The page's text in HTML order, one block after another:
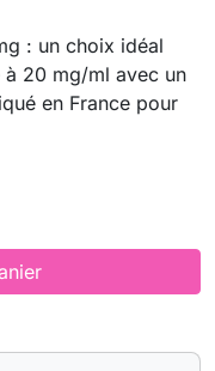
: un choix idéal
20 mg/ml avec un
en France pour